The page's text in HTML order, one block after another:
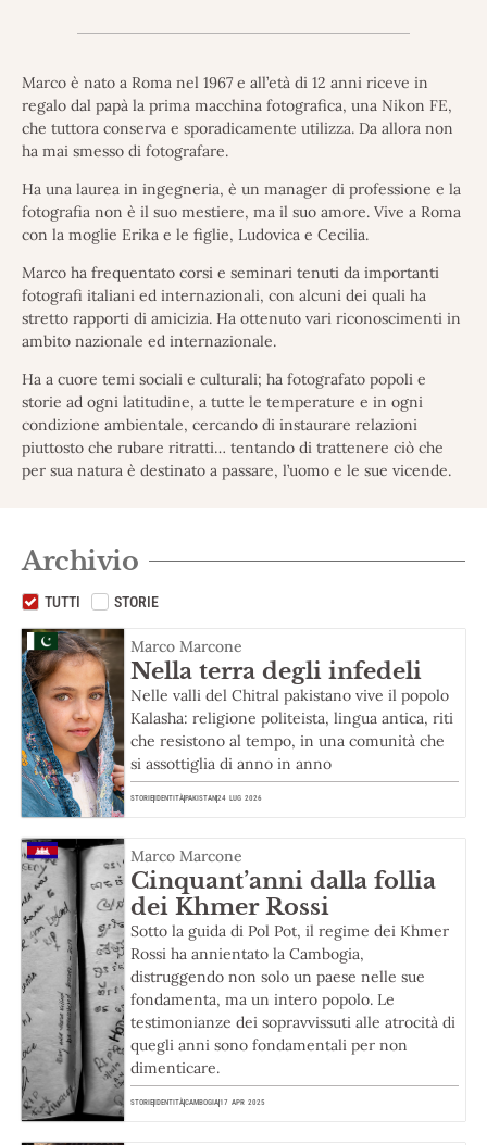
Marco è nato a Roma nel 1967 e all’età di 12 anni riceve in
regalo dal papà la prima macchina fotografica, una Nikon FE,
che tuttora conserva e sporadicamente utilizza. Da allora non
ha mai smesso di fotografare.
Ha una laurea in ingegneria, è un manager di professione e la
fotografia non è il suo mestiere, ma il suo amore. Vive a Roma
con la moglie Erika e le figlie, Ludovica e Cecilia.
Marco ha frequentato corsi e seminari tenuti da importanti
fotografi italiani ed internazionali, con alcuni dei quali ha
stretto rapporti di amicizia. Ha ottenuto vari riconoscimenti in
ambito nazionale ed internazionale.
Ha a cuore temi sociali e culturali; ha fotografato popoli e
storie ad ogni latitudine, a tutte le temperature e in ogni
condizione ambientale, cercando di instaurare relazioni
piuttosto che rubare ritratti… tentando di trattenere ciò che
per sua natura è destinato a passare, l’uomo e le sue vicende.
Archivio
TUTTI STORIE
Marco Marcone
Nella terra degli infedeli
Nelle valli del Chitral pakistano vive il popolo
Kalasha: religione politeista, lingua antica, riti
che resistono al tempo, in una comunità che
si assottiglia di anno in anno
STORIEIDENTITÀPAKISTAN24 LUG 2026
Marco Marcone
Cinquant’anni dalla follia
dei Khmer Rossi
Sotto la guida di Pol Pot, il regime dei Khmer
Rossi ha annientato la Cambogia,
distruggendo non solo un paese nelle sue
fondamenta, ma un intero popolo. Le
testimonianze dei sopravvissuti alle atrocità di
quegli anni sono fondamentali per non
dimenticare.
STORIEIDENTITÀCAMBOGIA17 APR 2025